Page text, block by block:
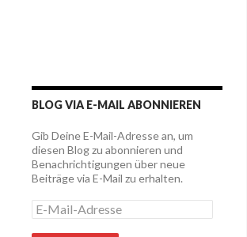
BLOG VIA E-MAIL ABONNIEREN
Gib Deine E-Mail-Adresse an, um
diesen Blog zu abonnieren und
Benachrichtigungen über neue
Beiträge via E-Mail zu erhalten.
E
-